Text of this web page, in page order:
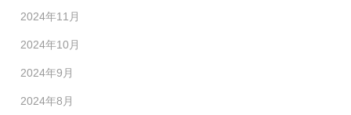
2024年11月
2024年10月
2024年9月
2024年8月